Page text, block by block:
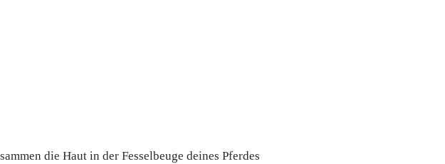
die Haut in der Fesselbeuge deines Pferdes